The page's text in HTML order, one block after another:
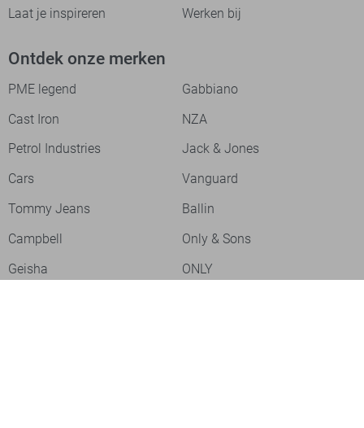
Laat je inspireren Werken bij
Ontdek onze merken
PME legend
Gabbiano
Cast Iron
NZA
Petrol Industries
Jack & Jones
Cars
Vanguard
Tommy Jeans
Ballin
Campbell
Only & Sons
Geisha
ONLY